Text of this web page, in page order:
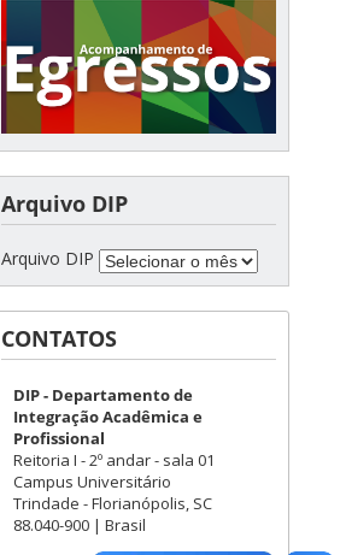
Arquivo DIP
Arquivo DIP
CONTATOS
DIP - Departamento de
Integração Acadêmica e
Profissional
Reitoria I - 2º andar - sala 01
Campus Universitário
Trindade - Florianópolis, SC
88.040-900 | Brasil